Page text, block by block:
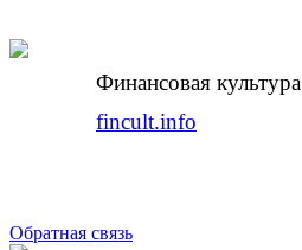
Финансовая культура
fincult.info
Обратная связь